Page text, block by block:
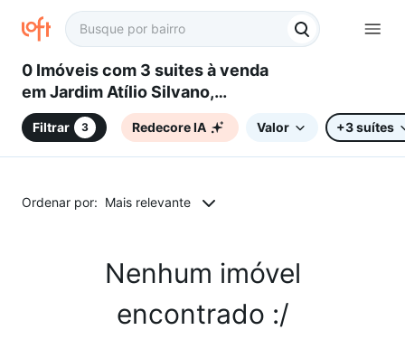
0 Imóveis com 3 suites à venda
em Jardim Atílio Silvano,
Sorocaba, SP
Filtrar 3 Redecore IA Valor +3 suítes
Ordenar por: Mais relevante
Nenhum imóvel
encontrado :/